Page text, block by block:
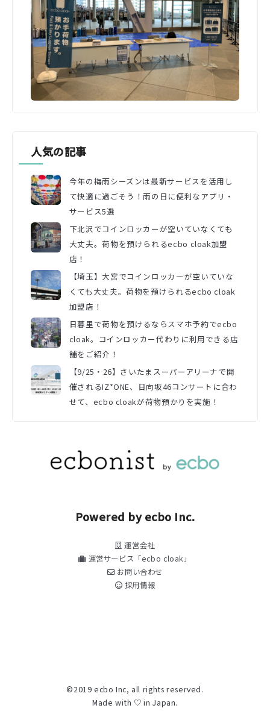
人気の記事
今年の梅雨シーズンは最新サービスを活用し
て快適に過ごそう！雨の日に便利なアプリ・
サービス5選
下北沢でコインロッカーが空いていなくても
大丈夫。荷物を預けられるecbo cloak加盟
店！
【埼玉】大宮でコインロッカーが空いていな
くても大丈夫。荷物を預けられるecbo cloak
加盟店！
日暮里で荷物を預けるならスマホ予約でecbo
cloak。コインロッカー代わりに利用できる店
舗をご紹介！
【9/25・26】さいたまスーパーアリーナで開
催されるIZ*ONE、日向坂46コンサートに合わ
せて、ecbo cloakが荷物預かりを実施！
Powered by ecbo Inc.
運営会社
運営サービス「ecbo cloak」
お問い合わせ
採用情報
©2019 ecbo Inc, all rights reserved.
Made with ♡ in Japan.